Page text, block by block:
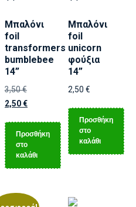
Μπαλόνι
foil
transformers
bumblebee
14”
3,50€
2,50€
Προσθήκη
στο
καλάθι
Μπαλόνι
foil
unicorn
φούξια
14”
2,50 €
Προσθήκη
στο
καλάθι